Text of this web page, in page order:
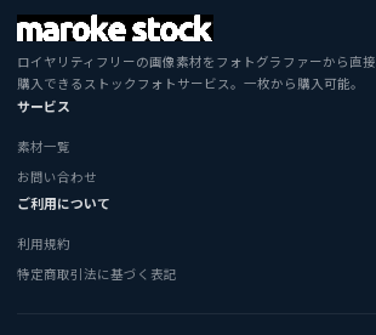
ロイヤリティフリーの画像素材をフォトグラファーから直接
購入できるストックフォトサービス。一枚から購入可能。
サービス
素材一覧
お問い合わせ
ご利用について
利用規約
特定商取引法に基づく表記